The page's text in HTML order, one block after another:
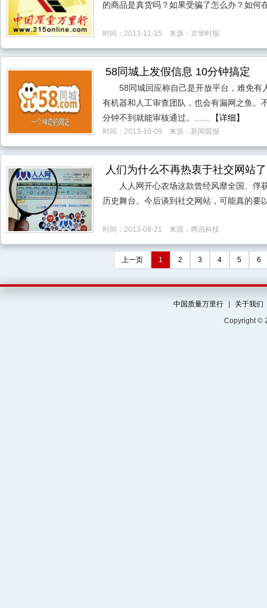
的商品是真货吗？如果受骗了怎么办？如
时间：2013-11-15 来源：京华时报
58同城上发假信息 10分钟搞定
58同城回应称自己是开放平台，难免有
有机器和人工审查团队，也会有漏网之鱼。
分钟不到就能审核通过。……
【详细】
时间：2013-10-09 来源：新闻晨报
人们为什么不再热衷于社交网站
人人网开心农场这款曾经风靡全国、俘
历史舞台。今后谈到社交网站，可能真的
时间：2013-08-21 来源：腾讯科技
上一页 1 2 3 4 5 6
中国质量万里行 关于我们
Copyright ©